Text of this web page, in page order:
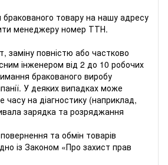
бракованого товару на нашу адресу
менеджеру номер ТТН.
заміну повністю або частково
інженером від 2 до 10 робочих
бракованого виробу
У деяких випадках може
часу на діагностику (наприклад,
зарядка та розряджання
та обмін товарів
із Законом «Про захист прав